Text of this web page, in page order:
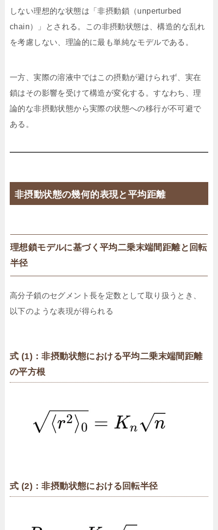
しない理想的な状態は「非摂動鎖（unperturbed
chain）」とされる。この非摂動状態は、構造的な乱れ
を考慮しない、理論的に最も単純なモデルである。
一方、実際の溶液中ではこの摂動が避けられず、実在
鎖はその影響を受けて構造が変化する。すなわち、理
論的な非摂動状態から実際の状態への移行が不可避で
ある。
非摂動状態の幾何的表現と平均距離
理想鎖モデルに基づく平均二乗末端間距離と回転
半径
高分子鎖のセグメント長を定数として取り扱うとき、
以下のような表現が得られる
式 (1)：非摂動状態における平均二乗末端間距離
の平方根
式 (2)：非摂動状態における回転半径